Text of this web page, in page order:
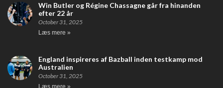
Win Butler og Régine Chassagne går fra hinanden
efter 22 år
October 31, 2025
Læs mere »
England inspireres af Bazball inden testkamp mod
Australien
October 31, 2025